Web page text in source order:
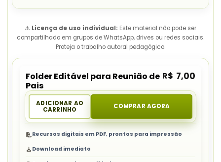
⚠️ Licença de uso individual: Este material não pode ser
compartilhado em grupos de WhatsApp, drives ou redes sociais.
Proteja o trabalho autoral pedagógico.
Folder Editável para Reunião de
Pais
R$ 7,00
ADICIONAR AO
CARRINHO
COMPRAR AGORA
Recursos digitais em PDF, prontos para impressão
Download imediato